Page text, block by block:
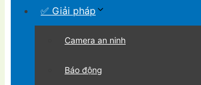
✅ Giải pháp
Camera an ninh
Báo động